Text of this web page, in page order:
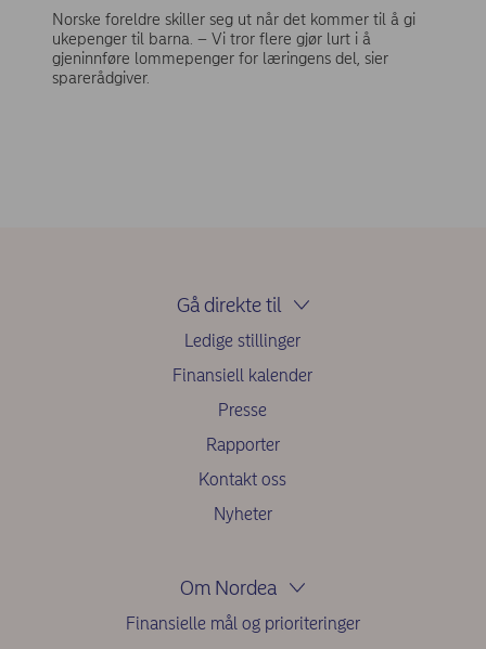
Norske foreldre skiller seg ut når det kommer til å gi
ukepenger til barna. – Vi tror flere gjør lurt i å
gjeninnføre lommepenger for læringens del, sier
sparerådgiver.
Gå direkte til
Ledige stillinger
Finansiell kalender
Presse
Rapporter
Kontakt oss
Nyheter
Om Nordea
Finansielle mål og prioriteringer